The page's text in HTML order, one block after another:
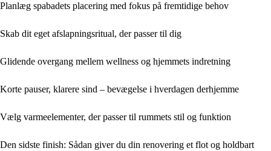
Planlæg spabadets placering med fokus på fremtidige behov
Skab dit eget afslapningsritual, der passer til dig
Glidende overgang mellem wellness og hjemmets indretning
Korte pauser, klarere sind – bevægelse i hverdagen derhjemme
Vælg varmeelementer, der passer til rummets stil og funktion
Den sidste finish: Sådan giver du din renovering et flot og holdbart